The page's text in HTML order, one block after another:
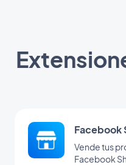
Facebook
Vende tus
Facebook